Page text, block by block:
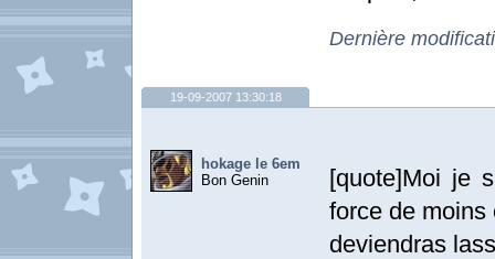
Dernière
19-09-2007 13:30:18
hokage le 6em
Bon Genin
[quote]Moi je
force de moins
deviendras